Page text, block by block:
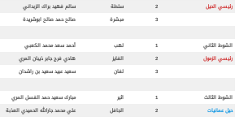
رئيسي الحيل
2 سلطة سالم فهيد براك الزبداني
3
مبشرة صالح حمد صالح ابوشريدة
الشوط الثاني 1 لهب أحمد سعد محمد الكعبي
رئيسي الزمول
2 الفايز هادي فرج جابر ذيبان المري
3
لفان سعيد عبيد سعيد بن راشدان
الشوط الثالث 1 اثير مبارك سعيد حمد الفسل المري
حيل عمانيات
2 الجافل علي محمد جارالله الحميدي العذبة